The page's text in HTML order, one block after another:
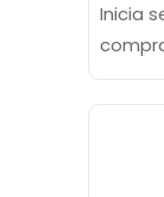
Inicia